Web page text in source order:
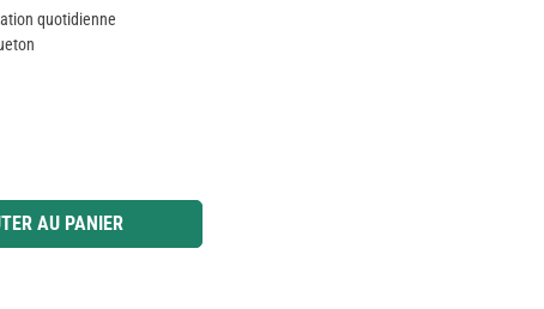
quotidienne
utilisez les boutons pour augmenter ou diminuer la quantité.
AU PANIER